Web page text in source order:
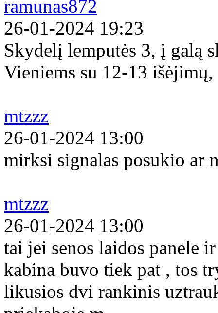
ramunas872
26-01-2024 19:23
Skydelį lemputės 3, į galą
Vieniems su 12-13 išėjimų,
mtzzz
26-01-2024 13:00
mirksi signalas posukio ar
mtzzz
26-01-2024 13:00
tai jei senos laidos panele
kabina buvo tiek pat , tos
likusios dvi rankinis